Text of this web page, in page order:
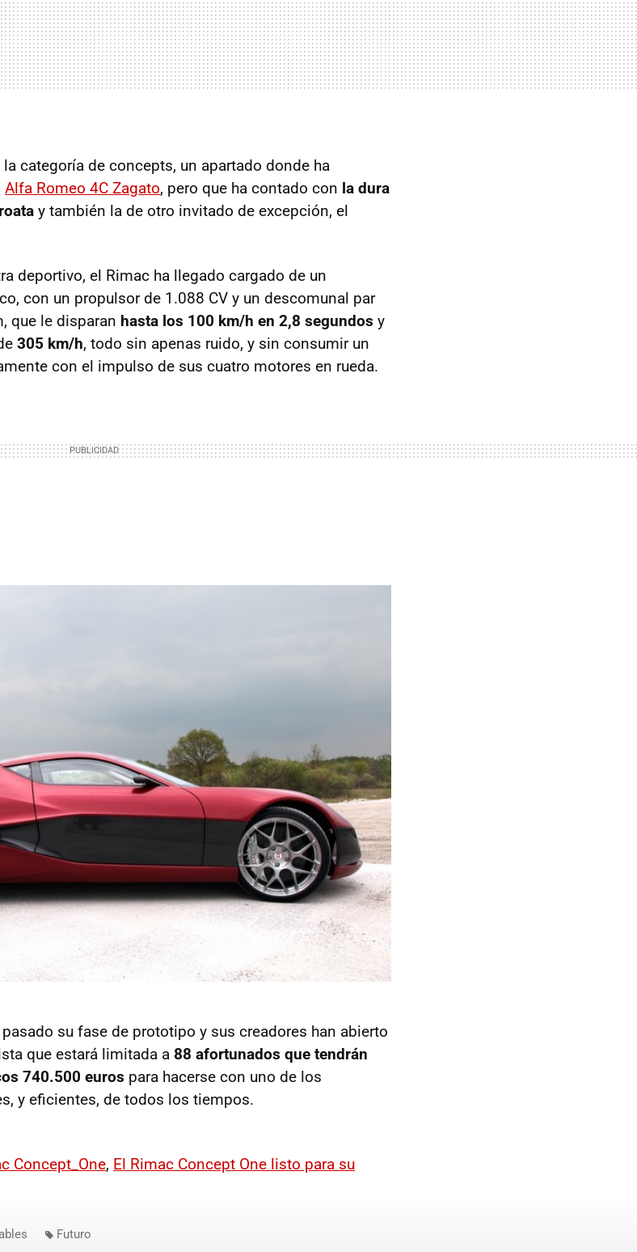
categoría de concepts, un apartado donde ha
Alfa Romeo 4C Zagato, pero que ha contado con la dura
y también la de otro invitado de excepción, el
deportivo, el Rimac ha llegado cargado de un
con un propulsor de 1.088 CV y un descomunal par
que le disparan hasta los 100 km/h en 2,8 segundos y
305 km/h, todo sin apenas ruido, y sin consumir un
con el impulso de sus cuatro motores en rueda.
su fase de prototipo y sus creadores han abierto
que estará limitada a 88 afortunados que tendrán
740.500 euros para hacerse con uno de los
y eficientes, de todos los tiempos.
Concept_One, El Rimac Concept One listo para su
Futuro